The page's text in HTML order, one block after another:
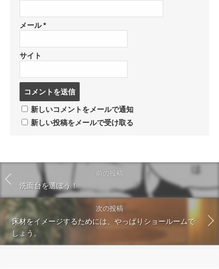
メール*
サイト
ン
ト
新しいコメントをメールで通知
新しい投稿をメールで受け取る
前の投稿
洗面台を選ぼう！
次の投稿
床材をイメージするためには、やっぱりショールームで
しょう。